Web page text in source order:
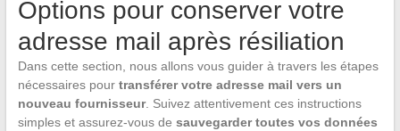
Options pour conserver votre
adresse mail après résiliation
Dans cette section, nous allons vous guider à travers les étapes
nécessaires pour transférer votre adresse mail vers un
nouveau fournisseur. Suivez attentivement ces instructions
simples et assurez-vous de sauvegarder toutes vos données